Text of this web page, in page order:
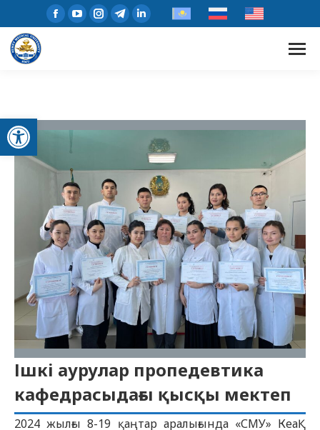
Open toolbar
Ішкі аурулар пропедевтика
кафедрасыдағы қысқы мектеп
2024 жылғы 8-19 қаңтар аралығында «СМУ» КеаҚ